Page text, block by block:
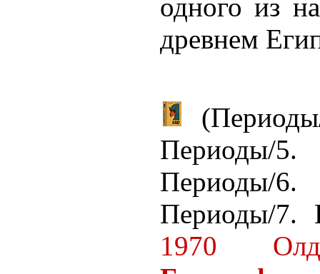
одного из
древнем
Периоды/
Периоды/
Периоды/7.
1970